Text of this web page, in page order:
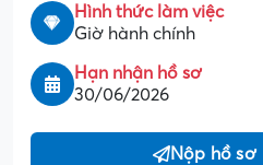
Hình thức làm việc
Giờ hành chính
Hạn nhận hồ sơ
30/06/2026
Nộp hồ sơ